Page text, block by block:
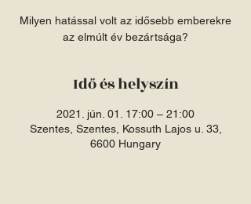
Milyen hatással volt az idősebb emberekre
az elmúlt év bezártsága?
Idő és helyszín
2021. jún. 01. 17:00 – 21:00
Szentes, Szentes, Kossuth Lajos u. 33,
6600 Hungary